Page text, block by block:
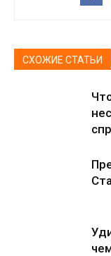
СХОЖИЕ СТАТЬИ